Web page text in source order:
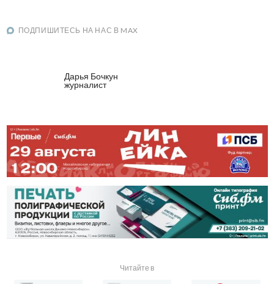
ПОДПИШИТЕСЬ НА НАС В MAX
Дарья Бочкун
журналист
Читайте в